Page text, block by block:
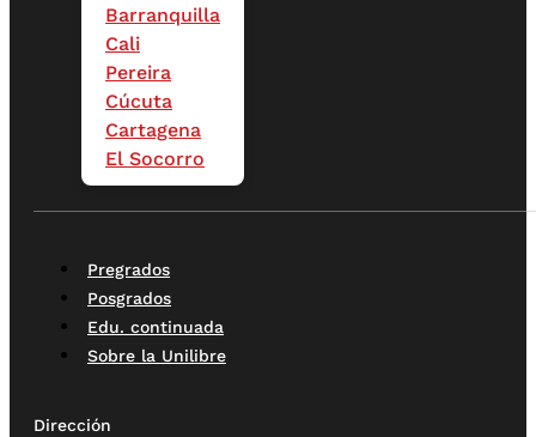
Barranquilla
Cali
Pereira
Cúcuta
Cartagena
El Socorro
Pregrados
Posgrados
Edu. continuada
Sobre la Unilibre
Dirección